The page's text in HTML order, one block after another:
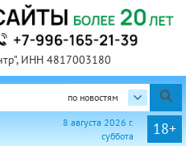
ИНН 4817003180
по новостям
18+
8 августа 2026 г.
суббота